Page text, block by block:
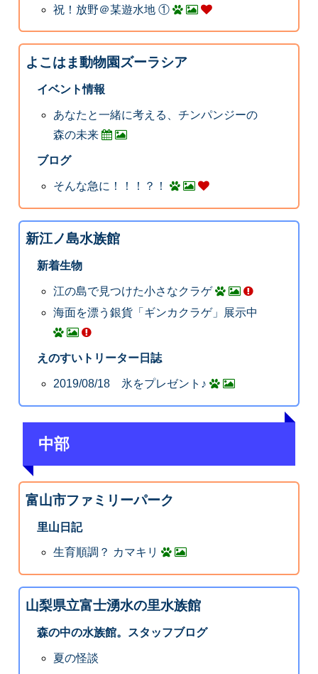
祝！放野＠某遊水地 ①
よこはま動物園ズーラシア
イベント情報
あなたと一緒に考える、チンパンジーの
森の未来
ブログ
そんな急に！！！？！
新江ノ島水族館
新着生物
江の島で見つけた小さなクラゲ
海面を漂う銀貨「ギンカクラゲ」展示中
えのすいトリーター日誌
2019/08/18 氷をプレゼント♪
中部
富山市ファミリーパーク
里山日記
生育順調？ カマキリ
山梨県立富士湧水の里水族館
森の中の水族館。スタッフブログ
夏の怪談